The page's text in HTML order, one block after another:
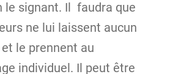
le signant. Il faudra que
ne lui laissent aucun
le prennent au
individuel. Il peut être